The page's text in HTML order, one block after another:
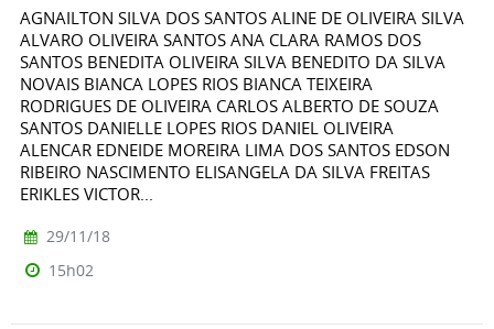
AGNAILTON SILVA DOS SANTOS ALINE DE OLIVEIRA SILVA
ALVARO OLIVEIRA SANTOS ANA CLARA RAMOS DOS
SANTOS BENEDITA OLIVEIRA SILVA BENEDITO DA SILVA
NOVAIS BIANCA LOPES RIOS BIANCA TEIXEIRA
RODRIGUES DE OLIVEIRA CARLOS ALBERTO DE SOUZA
SANTOS DANIELLE LOPES RIOS DANIEL OLIVEIRA
ALENCAR EDNEIDE MOREIRA LIMA DOS SANTOS EDSON
RIBEIRO NASCIMENTO ELISANGELA DA SILVA FREITAS
ERIKLES VICTOR...
29/11/18
15h02